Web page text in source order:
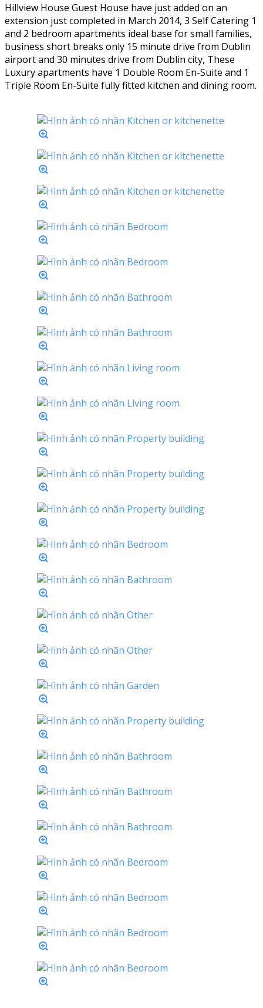
Hillview House Guest House have just added on an
extension just completed in March 2014, 3 Self Catering 1
and 2 bedroom apartments ideal base for small families,
business short breaks only 15 minute drive from Dublin
airport and 30 minutes drive from Dublin city, These
Luxury apartments have 1 Double Room En-Suite and 1
Triple Room En-Suite fully fitted kitchen and dining room.